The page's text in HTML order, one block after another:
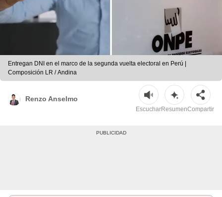
Entregan DNI en el marco de la segunda vuelta electoral en Perú |
Composición LR / Andina
Renzo Anselmo
EscucharResumenCompartir